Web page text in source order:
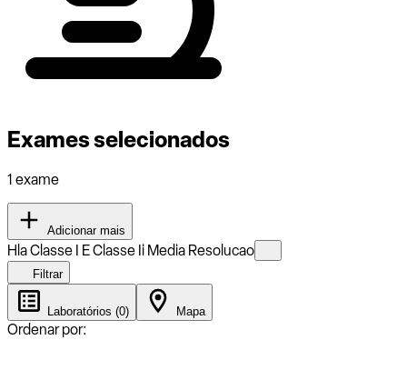
Exames selecionados
1 exame
Adicionar mais
Hla Classe I E Classe Ii Media Resolucao
Filtrar
Laboratórios (0) Mapa
Ordenar por: